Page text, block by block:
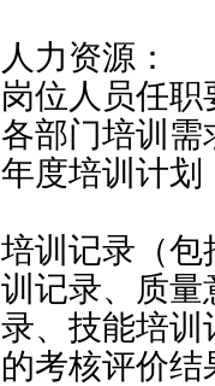
人力资源：
岗位人员任职
各部门培训需
年度培训计划
培训记录（包
训记录、质量
录、技能培训
的考核评价结